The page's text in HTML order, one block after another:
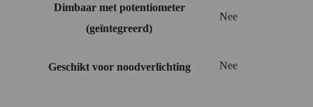
Dimbaar met potentiometer
(geïntegreerd)
Nee
Geschikt voor noodverlichting Nee